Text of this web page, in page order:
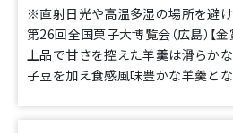
※直射日光や高温多湿の場所を避け
第26回全国菓子大博覧会（広島）【金
上品で甘さを控えた羊羹は滑らか
子豆を加え食感風味豊かな羊羹とな